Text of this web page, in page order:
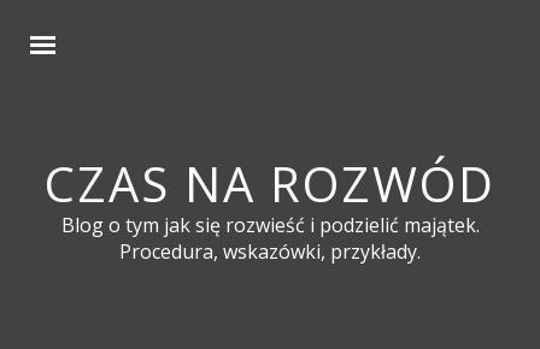
CZAS NA ROZWÓD
Blog o tym jak się rozwieść i podzielić majątek.
Procedura, wskazówki, przykłady.